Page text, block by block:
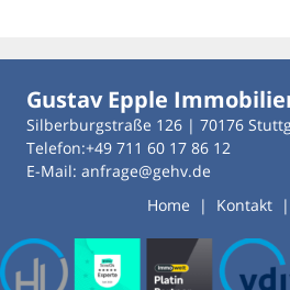
Gustav Epple
Silberburgstraße 126 | 70176
Telefon:+49 711 60 17 86 12
E-Mail: anfrage@gehv.de
Home | Kontakt |